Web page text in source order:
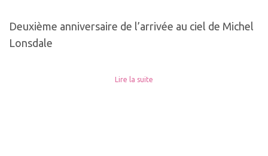
Deuxième anniversaire de l’arrivée au ciel de Michel
Lonsdale
Lire la suite